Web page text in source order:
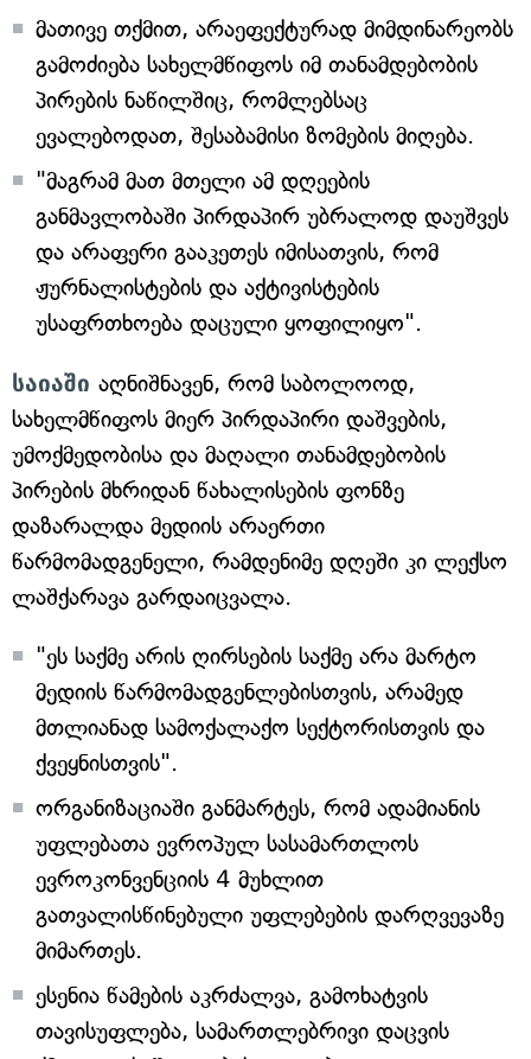
მათივე თქმით, არაეფექტურად მიმდინარეობს
გამოძიება სახელმწიფოს იმ თანამდებობის
პირების ნაწილშიც, რომლებსაც
ევალებოდათ, შესაბამისი ზომების მიღება.
"მაგრამ მათ მთელი ამ დღეების
განმავლობაში პირდაპირ უბრალოდ დაუშვეს
და არაფერი გააკეთეს იმისათვის, რომ
ჟურნალისტების და აქტივისტების
უსაფრთხოება დაცული ყოფილიყო".
საიაში აღნიშნავენ, რომ საბოლოოდ,
სახელმწიფოს მიერ პირდაპირი დაშვების,
უმოქმედობისა და მაღალი თანამდებობის
პირების მხრიდან წახალისების ფონზე
დაზარალდა მედიის არაერთი
წარმომადგენელი, რამდენიმე დღეში კი ლექსო
ლაშქარავა გარდაიცვალა.
"ეს საქმე არის ღირსების საქმე არა მარტო
მედიის წარმომადგენლებისთვის, არამედ
მთლიანად სამოქალაქო სექტორისთვის და
ქვეყნისთვის".
ორგანიზაციაში განმარტეს, რომ ადამიანის
უფლებათა ევროპულ სასამართლოს
ევროკონვენციის 4 მუხლით
გათვალისწინებული უფლებების დარღვევაზე
მიმართეს.
ესენია წამების აკრძალვა, გამოხატვის
თავისუფლება, სამართლებრივი დაცვის